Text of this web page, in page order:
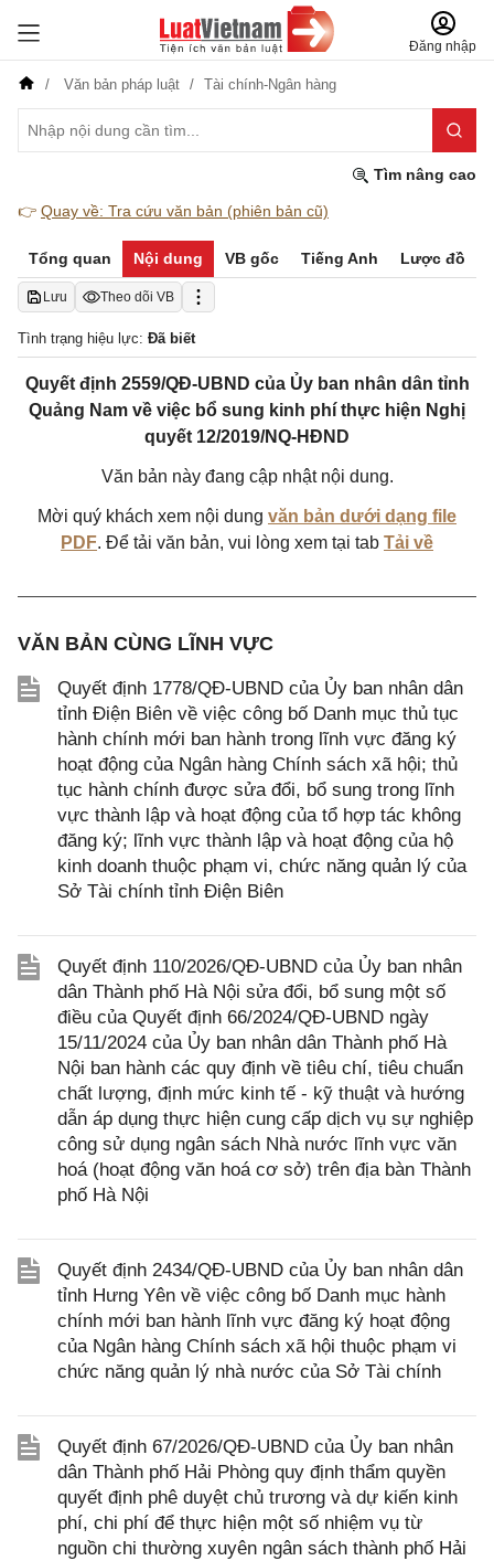
Đăng nhập
Văn bản pháp luật Tài chính-Ngân hàng
Tìm nâng cao
👉 Quay về: Tra cứu văn bản (phiên bản cũ)
Tổng quan Nội dung VB gốc Tiếng Anh Lược đồ
Lưu Theo dõi VB
Tình trạng hiệu lực: Đã biết
Quyết định 2559/QĐ-UBND của Ủy ban nhân dân tỉnh
Quảng Nam về việc bổ sung kinh phí thực hiện Nghị
quyết 12/2019/NQ-HĐND
Văn bản này đang cập nhật nội dung.
Mời quý khách xem nội dung văn bản dưới dạng file
PDF. Để tải văn bản, vui lòng xem tại tab Tải về
VĂN BẢN CÙNG LĨNH VỰC
Quyết định 1778/QĐ-UBND của Ủy ban nhân dân
tỉnh Điện Biên về việc công bố Danh mục thủ tục
hành chính mới ban hành trong lĩnh vực đăng ký
hoạt động của Ngân hàng Chính sách xã hội; thủ
tục hành chính được sửa đổi, bổ sung trong lĩnh
vực thành lập và hoạt động của tổ hợp tác không
đăng ký; lĩnh vực thành lập và hoạt động của hộ
kinh doanh thuộc phạm vi, chức năng quản lý của
Sở Tài chính tỉnh Điện Biên
Quyết định 110/2026/QĐ-UBND của Ủy ban nhân
dân Thành phố Hà Nội sửa đổi, bổ sung một số
điều của Quyết định 66/2024/QĐ-UBND ngày
15/11/2024 của Ủy ban nhân dân Thành phố Hà
Nội ban hành các quy định về tiêu chí, tiêu chuẩn
chất lượng, định mức kinh tế - kỹ thuật và hướng
dẫn áp dụng thực hiện cung cấp dịch vụ sự nghiệp
công sử dụng ngân sách Nhà nước lĩnh vực văn
hoá (hoạt động văn hoá cơ sở) trên địa bàn Thành
phố Hà Nội
Quyết định 2434/QĐ-UBND của Ủy ban nhân dân
tỉnh Hưng Yên về việc công bố Danh mục hành
chính mới ban hành lĩnh vực đăng ký hoạt động
của Ngân hàng Chính sách xã hội thuộc phạm vi
chức năng quản lý nhà nước của Sở Tài chính
Quyết định 67/2026/QĐ-UBND của Ủy ban nhân
dân Thành phố Hải Phòng quy định thẩm quyền
quyết định phê duyệt chủ trương và dự kiến kinh
phí, chi phí để thực hiện một số nhiệm vụ từ
nguồn chi thường xuyên ngân sách thành phố Hải